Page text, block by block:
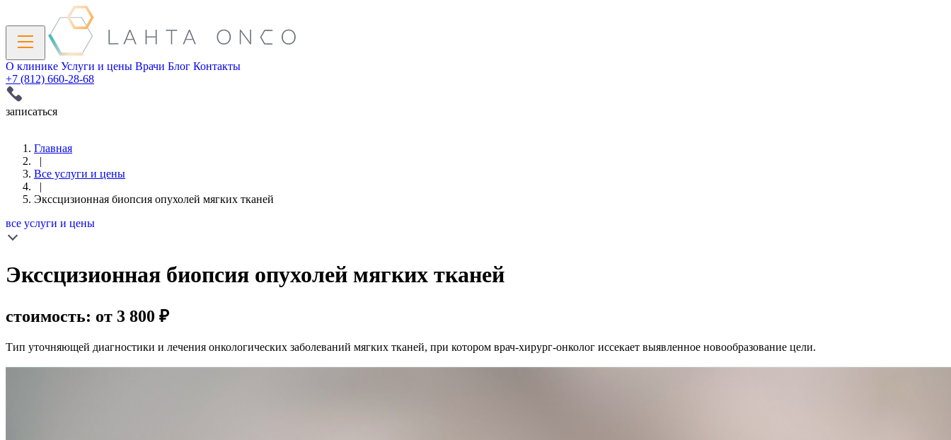
О клинике Услуги и цены Врачи Блог Контакты
+7 (812) 660-28-68
записаться
Главная
|
Все услуги и цены
|
Экссцизионная биопсия опухолей мягких тканей
все услуги и цены
Экссцизионная биопсия опухолей мягких тканей
стоимость: от 3 800 ₽
Тип уточняющей диагностики и лечения онкологических заболеваний мягких тканей, при котором врач-хирург-онколог иссекает выявленное новообразование цели.